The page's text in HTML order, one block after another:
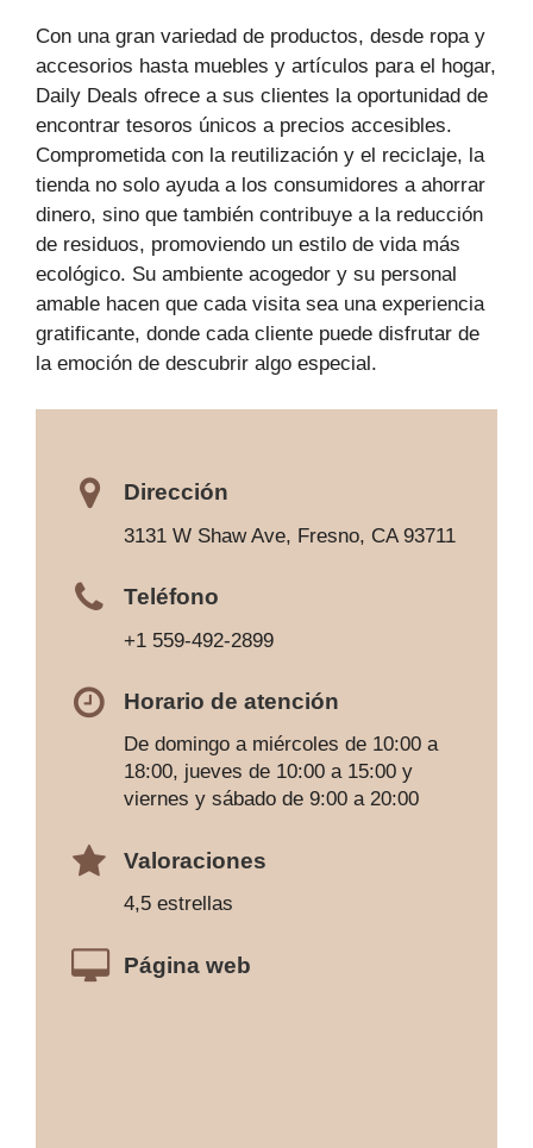
Con una gran variedad de productos, desde ropa y
accesorios hasta muebles y artículos para el hogar,
Daily Deals ofrece a sus clientes la oportunidad de
encontrar tesoros únicos a precios accesibles.
Comprometida con la reutilización y el reciclaje, la
tienda no solo ayuda a los consumidores a ahorrar
dinero, sino que también contribuye a la reducción
de residuos, promoviendo un estilo de vida más
ecológico. Su ambiente acogedor y su personal
amable hacen que cada visita sea una experiencia
gratificante, donde cada cliente puede disfrutar de
la emoción de descubrir algo especial.
Dirección
3131 W Shaw Ave, Fresno, CA 93711
Teléfono
+1 559-492-2899
Horario de atención
De domingo a miércoles de 10:00 a
18:00, jueves de 10:00 a 15:00 y
viernes y sábado de 9:00 a 20:00
Valoraciones
4,5 estrellas
Página web